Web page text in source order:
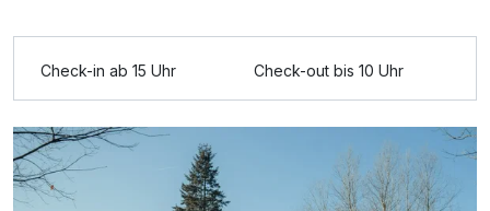
Für 6 Tage p.P. ab 850,00 €
Check-in ab 15 Uhr Check-out bis 10 Uhr